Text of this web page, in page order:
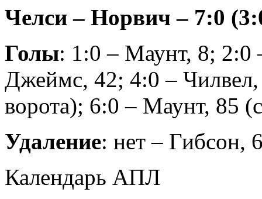
Челси – Норвич – 7:0
Голы: 1:0 – Маунт, 8;
Джеймс, 42; 4:0 –
ворота); 6:0 – Маунт, 85
Удаление: нет – Гибсон,
Календарь АПЛ